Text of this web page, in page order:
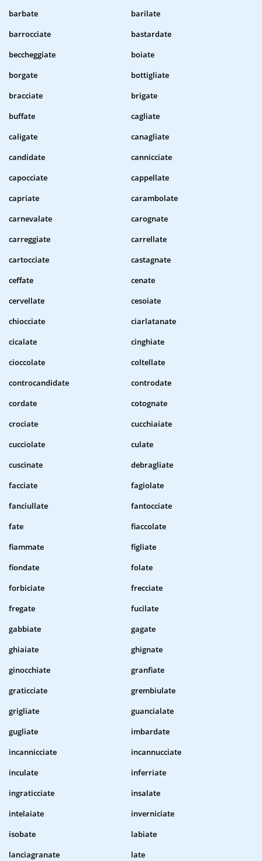
barbate
barilate
barrocciate
bastardate
beccheggiate
boiate
borgate
bottigliate
bracciate
brigate
buffate
cagliate
caligate
canagliate
candidate
cannicciate
capocciate
cappellate
capriate
carambolate
carnevalate
carognate
carreggiate
carrellate
cartocciate
castagnate
ceffate
cenate
cervellate
cesoiate
chiocciate
ciarlatanate
cicalate
cinghiate
cioccolate
coltellate
controcandidate
controdate
cordate
cotognate
crociate
cucchiaiate
cucciolate
culate
cuscinate
debragliate
facciate
fagiolate
fanciullate
fantocciate
fate
fiaccolate
fiammate
figliate
fiondate
folate
forbiciate
frecciate
fregate
fucilate
gabbiate
gagate
ghiaiate
ghignate
ginocchiate
granfiate
graticciate
grembiulate
grigliate
guancialate
gugliate
imbardate
incannicciate
incannucciate
inculate
inferriate
ingraticciate
insalate
intelaiate
inverniciate
isobate
labiate
lanciagranate
late